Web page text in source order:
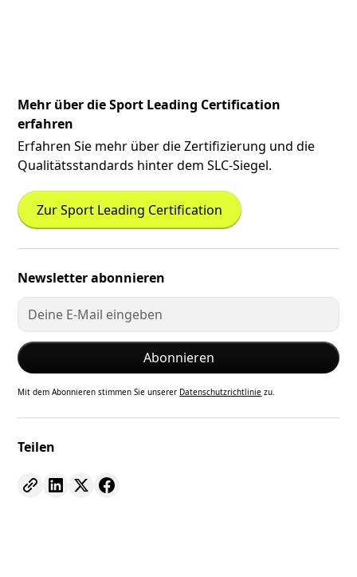
Mehr über die Sport Leading Certification
erfahren
Erfahren Sie mehr über die Zertifizierung und die
Qualitätsstandards hinter dem SLC-Siegel.
Zur Sport Leading Certification
Newsletter abonnieren
Mit dem Abonnieren stimmen Sie unserer Datenschutzrichtlinie zu.
Teilen